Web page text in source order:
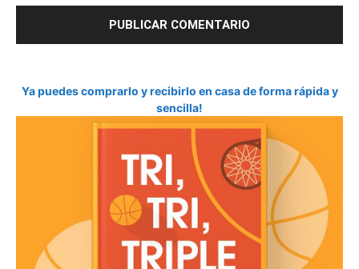
Ya puedes comprarlo y recibirlo en casa de forma rápida y
sencilla!